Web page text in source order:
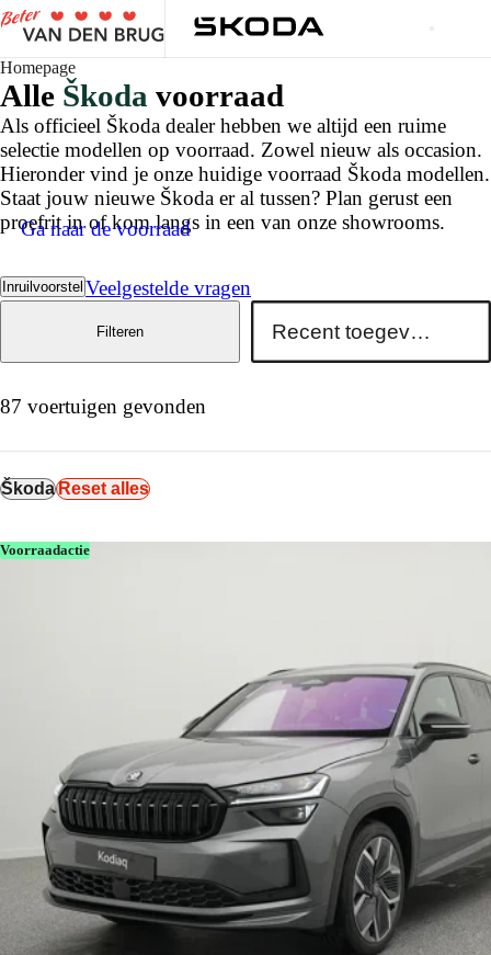
Homepage
Alle Škoda voorraad
Als officieel Škoda dealer hebben we altijd een ruime
selectie modellen op voorraad. Zowel nieuw als occasion.
Hieronder vind je onze huidige voorraad Škoda modellen.
Staat jouw nieuwe Škoda er al tussen? Plan gerust een
proefrit in of kom langs in een van onze showrooms.
Inruilvoorstel Veelgestelde vragen
Ga naar de voorraad
87 voertuigen gevonden
Filteren
ŠkodaReset alles
Voorraadactie